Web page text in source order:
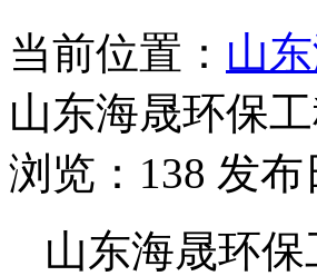
当前位置： 山
山东海晟环保
浏览：138 发布
山东海晟环